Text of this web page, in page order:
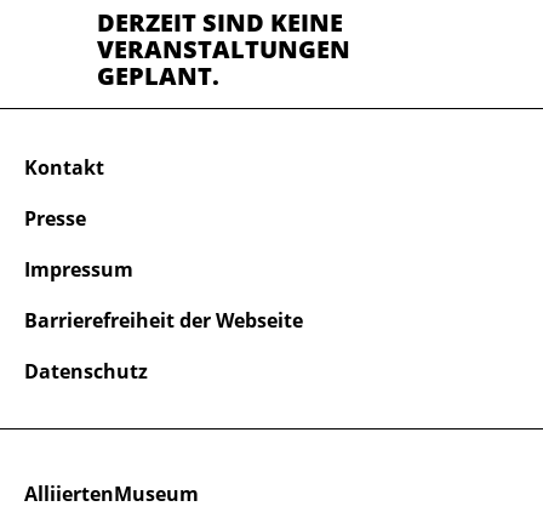
DERZEIT SIND KEINE
VERANSTALTUNGEN
GEPLANT.
AlliiertenMuseum
Kontakt
Presse
Impressum
Barrierefreiheit der Webseite
Datenschutz